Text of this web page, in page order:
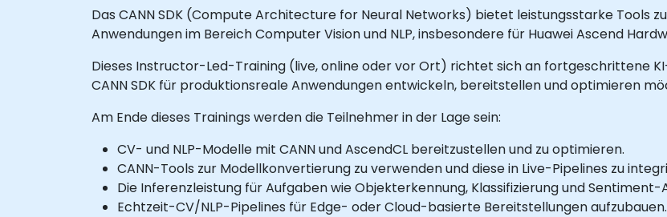
Das CANN SDK (Compute Architecture for Neural Networks) bietet leistungsstarke Tools
Anwendungen im Bereich Computer Vision und NLP, insbesondere für Huawei Ascend
Dieses Instructor-Led-Training (live, online oder vor Ort) richtet sich an fortgeschrittene
CANN SDK für produktionsreale Anwendungen entwickeln, bereitstellen und optimieren
Am Ende dieses Trainings werden die Teilnehmer in der Lage sein:
CV- und NLP-Modelle mit CANN und AscendCL bereitzustellen und zu optimieren.
CANN-Tools zur Modellkonvertierung zu verwenden und diese in Live-Pipelines zu
Die Inferenzleistung für Aufgaben wie Objekterkennung, Klassifizierung und Sentiment-
Echtzeit-CV/NLP-Pipelines für Edge- oder Cloud-basierte Bereitstellungen aufzubauen.